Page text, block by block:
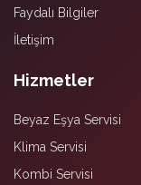
Faydalı Bilgiler
İletişim
Hizmetler
Beyaz Eşya Servisi
Klima Servisi
Kombi Servisi